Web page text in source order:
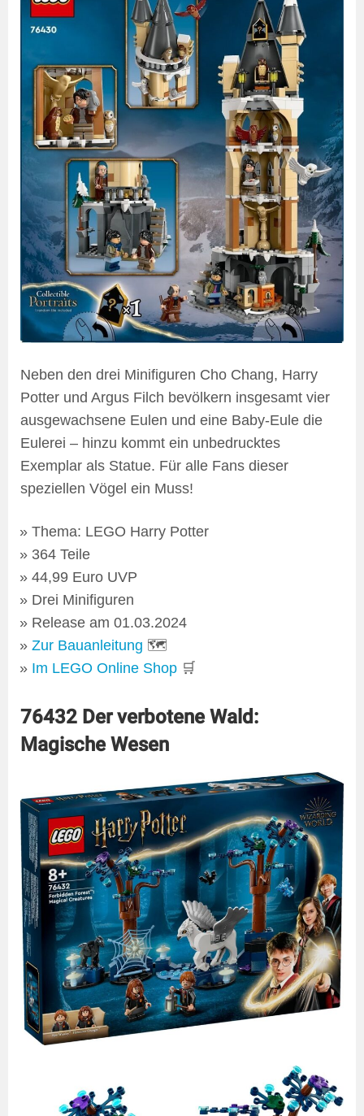
Neben den drei Minifiguren Cho Chang, Harry
Potter und Argus Filch bevölkern insgesamt vier
ausgewachsene Eulen und eine Baby-Eule die
Eulerei – hinzu kommt ein unbedrucktes
Exemplar als Statue. Für alle Fans dieser
speziellen Vögel ein Muss!
Thema: LEGO Harry Potter
364 Teile
44,99 Euro UVP
Drei Minifiguren
Release am 01.03.2024
Zur Bauanleitung 🗺
Im LEGO Online Shop 🛒
76432 Der verbotene Wald:
Magische Wesen